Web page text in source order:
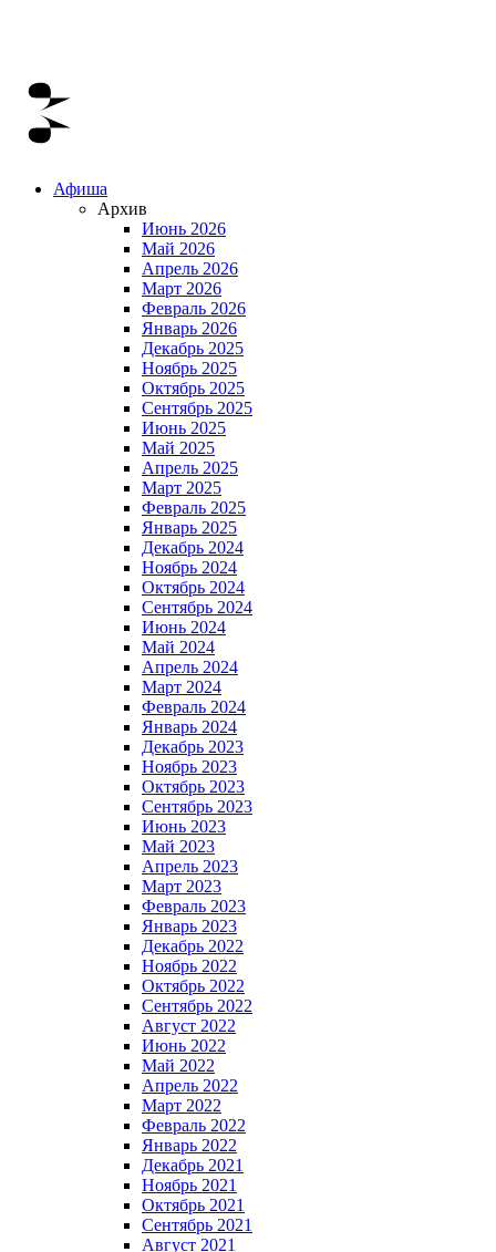
Афиша
Архив
Июнь 2026
Май 2026
Апрель 2026
Март 2026
Февраль 2026
Январь 2026
Декабрь 2025
Ноябрь 2025
Октябрь 2025
Сентябрь 2025
Июнь 2025
Май 2025
Апрель 2025
Март 2025
Февраль 2025
Январь 2025
Декабрь 2024
Ноябрь 2024
Октябрь 2024
Сентябрь 2024
Июнь 2024
Май 2024
Апрель 2024
Март 2024
Февраль 2024
Январь 2024
Декабрь 2023
Ноябрь 2023
Октябрь 2023
Сентябрь 2023
Июнь 2023
Май 2023
Апрель 2023
Март 2023
Февраль 2023
Январь 2023
Декабрь 2022
Ноябрь 2022
Октябрь 2022
Сентябрь 2022
Август 2022
Июнь 2022
Май 2022
Апрель 2022
Март 2022
Февраль 2022
Январь 2022
Декабрь 2021
Ноябрь 2021
Октябрь 2021
Сентябрь 2021
Август 2021